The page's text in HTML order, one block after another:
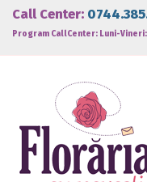
Call Center:
Program CallCenter: Luni-